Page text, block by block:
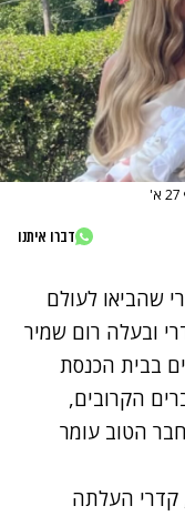
דברו איתנו
שהביאו לעולם
ובעלה רום שמיר
בבית הכנסת
הקרובים,
הטוב עומר
קדרי העלתה